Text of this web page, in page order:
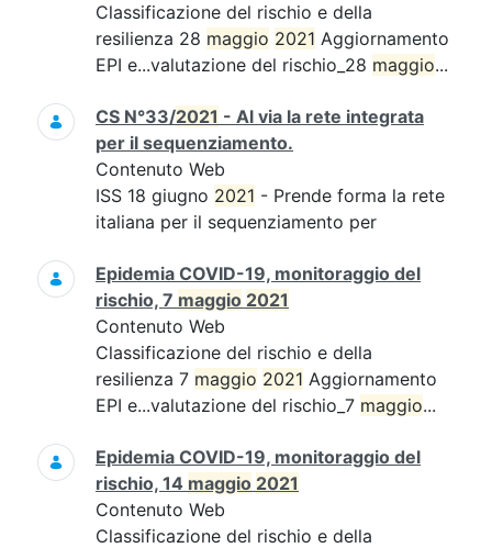
Classificazione del rischio e della
resilienza 28 maggio 2021 Aggiornamento
EPI e...valutazione del rischio_28 maggio...
CS N°33/2021 - Al via la rete integrata
per il sequenziamento.
Contenuto Web
ISS 18 giugno 2021 - Prende forma la rete
italiana per il sequenziamento per
Epidemia COVID-19, monitoraggio del
rischio, 7 maggio 2021
Contenuto Web
Classificazione del rischio e della
resilienza 7 maggio 2021 Aggiornamento
EPI e...valutazione del rischio_7 maggio...
Epidemia COVID-19, monitoraggio del
rischio, 14 maggio 2021
Contenuto Web
Classificazione del rischio e della